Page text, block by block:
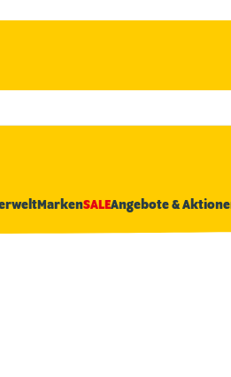
MarkenSALEAngebote &